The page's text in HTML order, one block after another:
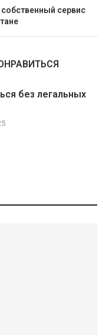
сервис
без легальных